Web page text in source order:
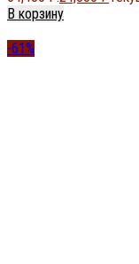
В корзину
-61%